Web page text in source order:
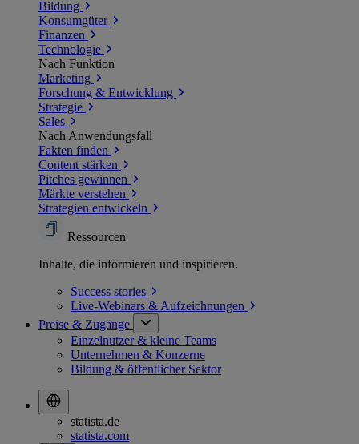
Bildung
Konsumgüter
Finanzen
Technologie
Nach Funktion
Marketing
Forschung & Entwicklung
Strategie
Sales
Nach Anwendungsfall
Fakten finden
Content stärken
Pitches gewinnen
Märkte verstehen
Strategien entwickeln
Ressourcen
Inhalte, die informieren und inspirieren.
Success stories
Live-Webinars & Aufzeichnungen
Preise & Zugänge
Einzelnutzer & kleine Teams
Unternehmen & Konzerne
Bildung & öffentlicher Sektor
statista.de
statista.com